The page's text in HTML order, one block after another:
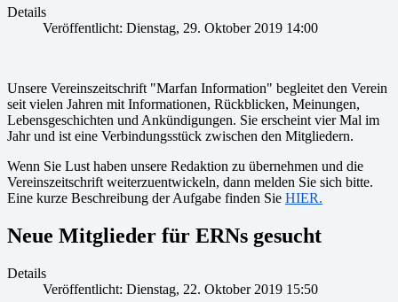
Details
Veröffentlicht: Dienstag, 29. Oktober 2019 14:00
Unsere Vereinszeitschrift "Marfan Information" begleitet den Verein
seit vielen Jahren mit Informationen, Rückblicken, Meinungen,
Lebensgeschichten und Ankündigungen. Sie erscheint vier Mal im
Jahr und ist eine Verbindungsstück zwischen den Mitgliedern.
Wenn Sie Lust haben unsere Redaktion zu übernehmen und die
Vereinszeitschrift weiterzuentwickeln, dann melden Sie sich bitte.
Eine kurze Beschreibung der Aufgabe finden Sie HIER.
Neue Mitglieder für ERNs gesucht
Details
Veröffentlicht: Dienstag, 22. Oktober 2019 15:50